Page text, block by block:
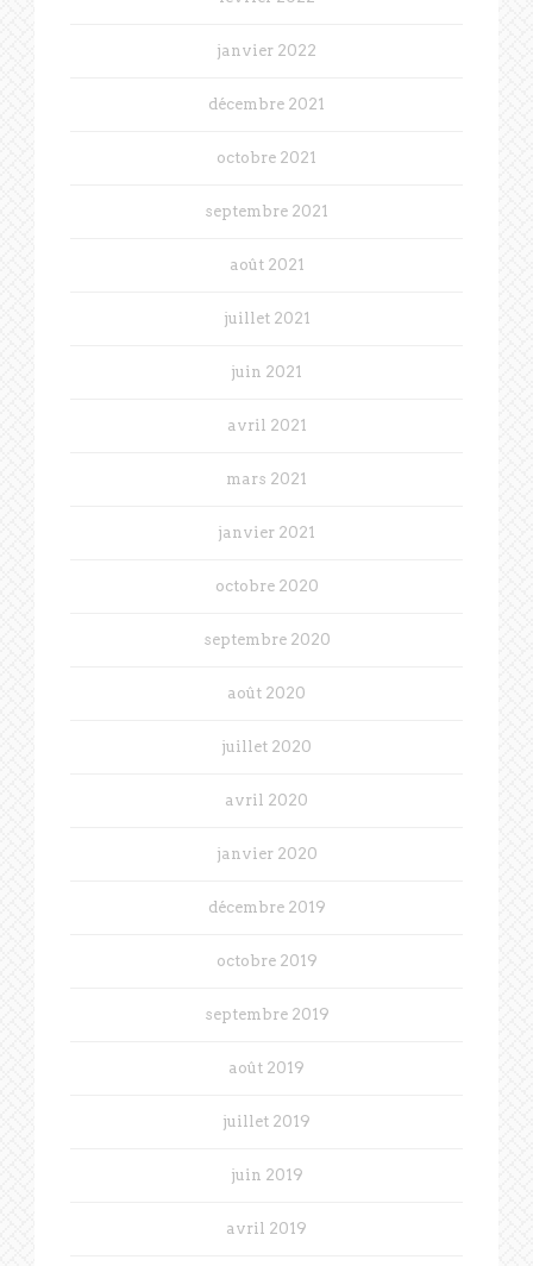
janvier 2022
décembre 2021
octobre 2021
septembre 2021
août 2021
juillet 2021
juin 2021
avril 2021
mars 2021
janvier 2021
octobre 2020
septembre 2020
août 2020
juillet 2020
avril 2020
janvier 2020
décembre 2019
octobre 2019
septembre 2019
août 2019
juillet 2019
juin 2019
avril 2019